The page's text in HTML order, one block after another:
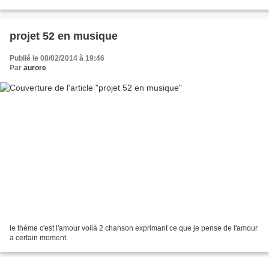
projet 52 en musique
Publié le 08/02/2014 à 19:46
Par aurore
le théme c'est l'amour voilà 2 chanson exprimant ce que je pense de l'amour
a certain moment.